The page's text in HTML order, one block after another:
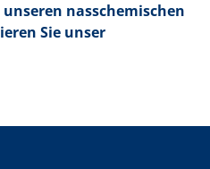
nasschemischen
Sie unser